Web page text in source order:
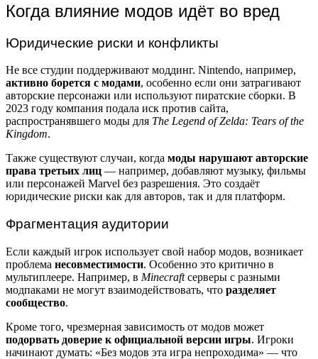
Когда влияние модов идёт во вред
Юридические риски и конфликты
Не все студии поддерживают моддинг. Nintendo, например,
активно борется с модами, особенно если они затрагивают
авторские персонажи или используют пиратские сборки. В
2023 году компания подала иск против сайта,
распространявшего моды для The Legend of Zelda: Tears of the
Kingdom.
Также существуют случаи, когда моды нарушают авторские
права третьих лиц — например, добавляют музыку, фильмы
или персонажей Marvel без разрешения. Это создаёт
юридические риски как для авторов, так и для платформ.
Фрагментация аудитории
Если каждый игрок использует свой набор модов, возникает
проблема несовместимости. Особенно это критично в
мультиплеере. Например, в Minecraftсерверы с разными
модпаками не могут взаимодействовать, что разделяет
сообщество.
Кроме того, чрезмерная зависимость от модов может
подорвать доверие к официальной версии игры. Игроки
начинают думать: «Без модов эта игра непроходима» — что